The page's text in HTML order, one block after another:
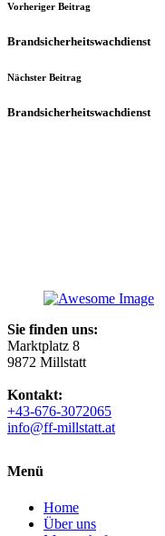
Vorheriger Beitrag
Brandsicherheitswachdienst
Nächster Beitrag
Brandsicherheitswachdienst
Sie finden uns:
Marktplatz 8
9872 Millstatt
Kontakt:
+43-676-3072065
info@ff-millstatt.at
Menü
Home
Über uns